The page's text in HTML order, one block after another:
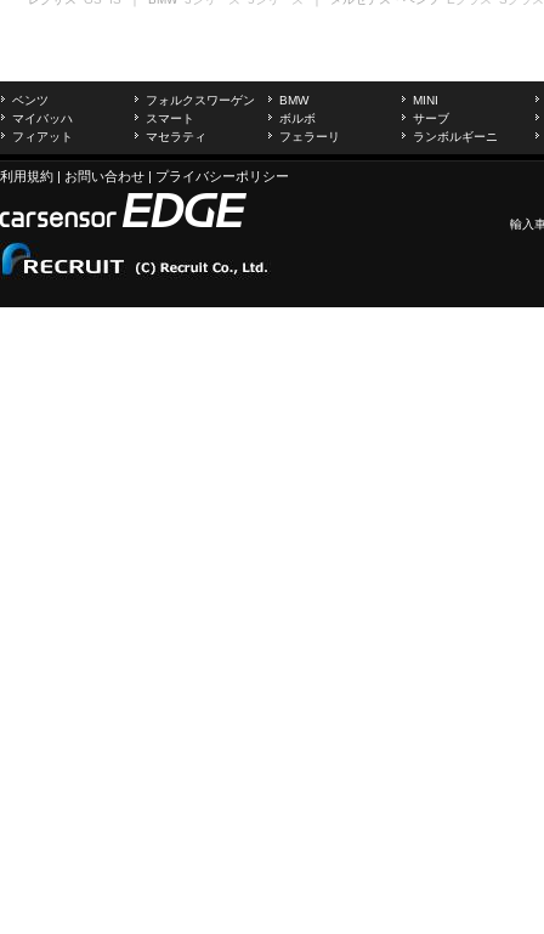
ベンツ フォルクスワーゲン BMW
MINI
マイバッハ
スマート ボルボ
サーブ
フィアット
マセラティ フェラーリ ランボルギーニ
利用規約 | お問い合わせ | プライバシーポリシー
輸入